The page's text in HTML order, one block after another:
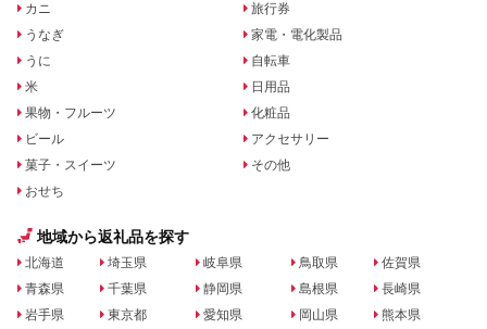
カニ
うなぎ
うに
米
果物・フルーツ
ビール
菓子・スイーツ
おせち
旅行券
家電・電化製品
自転車
日用品
化粧品
アクセサリー
その他
地域から返礼品を探す
北海道
青森県
岩手県
埼玉県
千葉県
東京都
岐阜県
静岡県
愛知県
鳥取県
島根県
岡山県
佐賀県
長崎県
熊本県